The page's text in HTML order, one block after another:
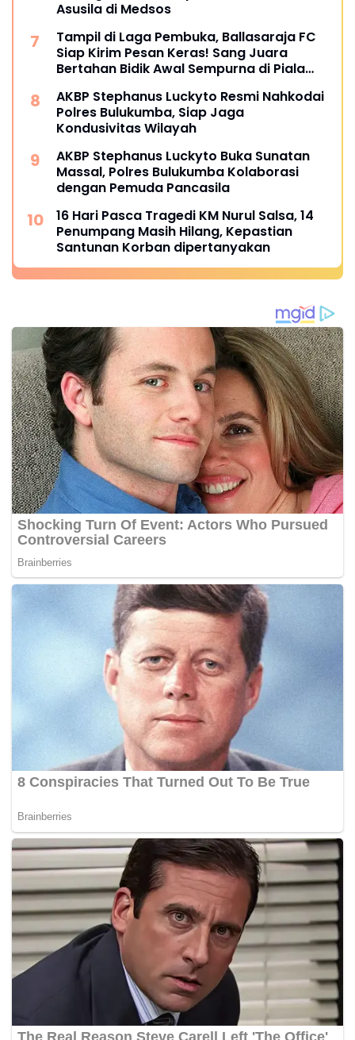
Asusila di Medsos
Tampil di Laga Pembuka, Ballasaraja FC
Siap Kirim Pesan Keras! Sang Juara
Bertahan Bidik Awal Sempurna di Piala
AKBP Stephanus Luckyto Resmi Nahkodai
Polres Bulukumba, Siap Jaga
Kondusivitas Wilayah
AKBP Stephanus Luckyto Buka Sunatan
Massal, Polres Bulukumba Kolaborasi
dengan Pemuda Pancasila
16 Hari Pasca Tragedi KM Nurul Salsa, 14
Penumpang Masih Hilang, Kepastian
Santunan Korban dipertanyakan